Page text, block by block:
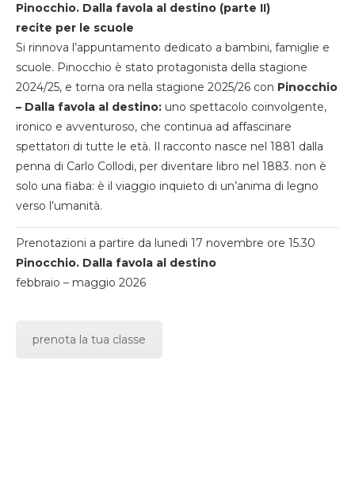
Pinocchio. Dalla favola al destino (parte II)
recite per le scuole
Si rinnova l’appuntamento dedicato a bambini, famiglie e
scuole. Pinocchio è stato protagonista della stagione
2024/25, e torna ora nella stagione 2025/26 con Pinocchio
– Dalla favola al destino: uno spettacolo coinvolgente,
ironico e avventuroso, che continua ad affascinare
spettatori di tutte le età. Il racconto nasce nel 1881 dalla
penna di Carlo Collodi, per diventare libro nel 1883. non è
solo una fiaba: è il viaggio inquieto di un’anima di legno
verso l’umanità.
Prenotazioni a partire da lunedi 17 novembre ore 15.30
Pinocchio. Dalla favola al destino
febbraio – maggio 2026
prenota la tua classe